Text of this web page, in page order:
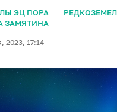
ЭЦ ПОРА
ЗАМЯТИНА
2023, 17:14